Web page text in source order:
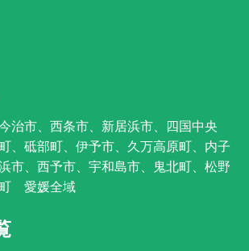
治市、西条市、新居浜市、四国中央
、砥部町、伊予市、久万高原町、内子
市、西予市、宇和島市、鬼北町、松野
愛媛全域